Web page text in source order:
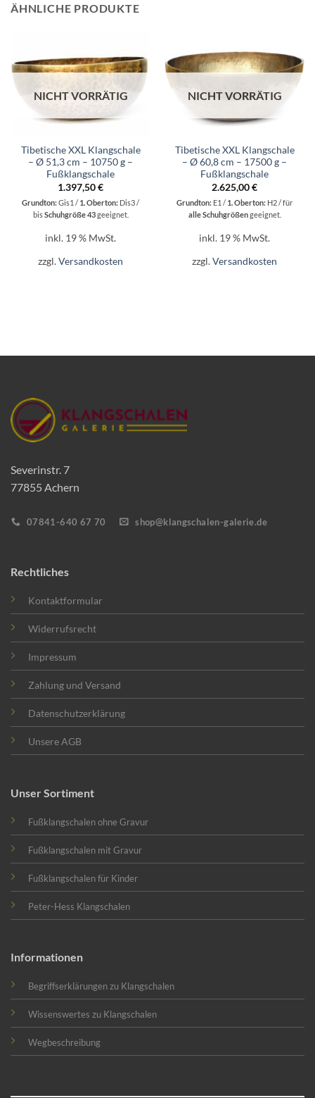
ÄHNLICHE PRODUKTE
NICHT VORRÄTIG
Tibetische XXL Klangschale
– Ø 51,3 cm – 10750 g –
Fußklangschale
1.397,50€
Grundton:Gis1 / 1. Oberton: Dis3 /
bis Schuhgröße 43geeignet.
inkl. 19 % MwSt.
zzgl.Versandkosten
NICHT VORRÄTIG
Tibetische XXL Klangschale
– Ø 60,8 cm – 17500 g –
Fußklangschale
2.625,00€
Grundton: E1 / 1. Oberton: H2 / für
alle Schuhgrößengeeignet.
inkl. 19 % MwSt.
zzgl.Versandkosten
Severinstr. 7
77855 Achern
07841-640 67 70 shop@klangschalen-galerie.de
Rechtliches
Kontaktformular
Widerrufsrecht
Impressum
Zahlung und Versand
Datenschutzerklärung
Unsere AGB
Unser Sortiment
Fußklangschalen ohne Gravur
Fußklangschalen mit Gravur
Fußklangschalen für Kinder
Peter-Hess Klangschalen
Informationen
Begriffserklärungen zu Klangschalen
Wissenswertes zu Klangschalen
Wegbeschreibung